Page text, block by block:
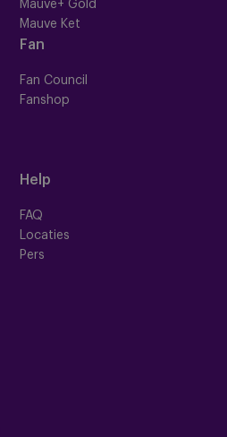
Mauve+ Gold
Mauve Ket
Fan
Fan Council
Fanshop
Help
FAQ
Locaties
Pers